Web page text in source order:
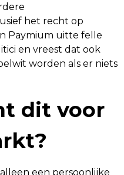
het recht op
Paymium uitte felle
en vreest dat ook
worden als er niets
dit voor
een persoonlijke